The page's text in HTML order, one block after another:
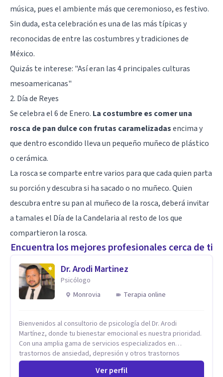
música, pues el ambiente más que ceremonioso, es festivo.
Sin duda, esta celebración es una de las más típicas y
reconocidas de entre las costumbres y tradiciones de
México.
Quizás te interese: "Así eran las 4 principales culturas
mesoamericanas"
2. Día de Reyes
Se celebra el 6 de Enero. La costumbre es comer una
rosca de pan dulce con frutas caramelizadasencima y
que dentro escondido lleva un pequeño muñeco de plástico
o cerámica.
La rosca se comparte entre varios para que cada quien parta
su porción y descubra si ha sacado o no muñeco. Quien
descubra entre su pan al muñeco de la rosca, deberá invitar
a tamales el Día de la Candelaria al resto de los que
compartieron la rosca.
Encuentra los mejores profesionales cerca de ti
Dr. Arodi Martinez
Psicólogo
Monrovia
Terapia online
Bienvenidos al consultorio de psicología del Dr. Arodi
Martínez, donde tu bienestar emocional es nuestra prioridad.
Con una amplia gama de servicios especializados en
trastornos de ansiedad, depresión y otros trastornos
emocionales, estamos dedicados a ofrecerte el mejor
tratamiento para mejorar tu salud mental. En nuestro
Ver perfil